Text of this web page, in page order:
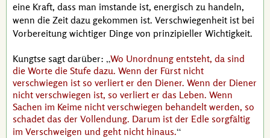
eine Kraft, dass man imstande ist, energisch zu handeln,
wenn die Zeit dazu gekommen ist. Verschwiegenheit ist bei
Vorbereitung wichtiger Dinge von prinzipieller Wichtigkeit.
Kungtse sagt darüber: Wo Unordnung entsteht, da sind
die Worte die Stufe dazu. Wenn der Fürst nicht
verschwiegen ist so verliert er den Diener. Wenn der Diener
nicht verschwiegen ist, so verliert er das Leben. Wenn
Sachen im Keime nicht verschwiegen behandelt werden, so
schadet das der Vollendung. Darum ist der Edle sorgfältig
im Verschweigen und geht nicht hinaus.